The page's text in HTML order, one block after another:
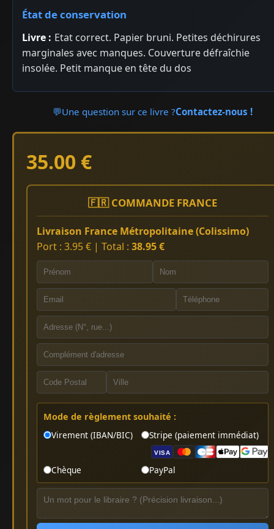
État de conservation
Livre : Etat correct. Papier bruni. Petites déchirures
marginales avec manques. Couverture défraîchie
insolée. Petit manque en tête du dos
💬Une question sur ce livre ?Contactez-nous !
35.00 €
🇫🇷 COMMANDE FRANCE
Livraison France Métropolitaine (Colissimo)
Port : 3.95 € | Total : 38.95 €
Mode de règlement souhaité :
Virement (IBAN/BIC)
Stripe (paiement immédiat)
VISA
Chèque PayPal